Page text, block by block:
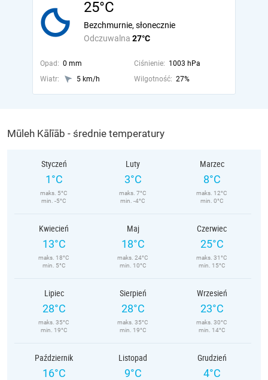
25°C
Odczuwalna 27°C
Bezchmurnie, słonecznie
Opad: 0 mm Ciśnienie: 1003 hPa
Wiatr:
5 km/h Wilgotność: 27%
Mūleh Kālīāb - średnie temperatury
Styczeń
1°C
maks. 5°C
min. -5°C
Luty
3°C
maks. 7°C
min. -4°C
Marzec
8°C
maks. 12°C
min. 0°C
Kwiecień
13°C
maks. 18°C
min. 5°C
Maj
18°C
maks. 24°C
min. 10°C
Czerwiec
25°C
maks. 31°C
min. 15°C
Lipiec
28°C
maks. 35°C
min. 19°C
Sierpień
28°C
maks. 35°C
min. 19°C
Wrzesień
23°C
maks. 30°C
min. 14°C
Październik
16°C
Listopad
9°C
Grudzień
4°C